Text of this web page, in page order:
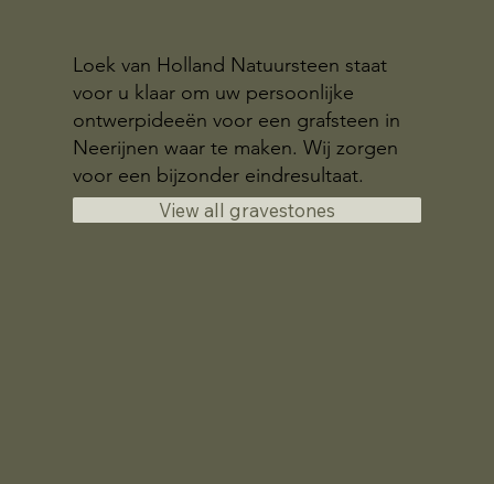
Loek van Holland Natuursteen staat
voor u klaar om uw persoonlijke
ontwerpideeën voor een grafsteen in
Neerijnen waar te maken. Wij zorgen
voor een bijzonder eindresultaat.
View all gravestones